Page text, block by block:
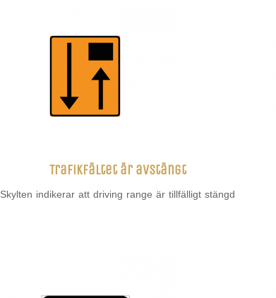
Trafikfältet är avstängt
Skylten indikerar att driving range är tillfälligt stängd